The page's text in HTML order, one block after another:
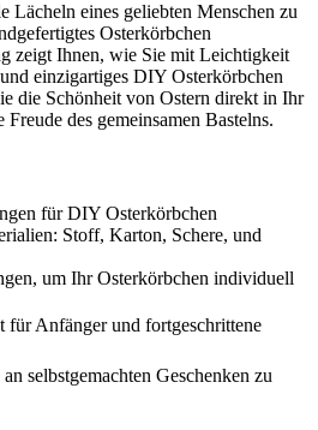
Lächeln eines geliebten Menschen zu
Osterkörbchen
zeigt Ihnen, wie Sie mit Leichtigkeit
einzigartiges DIY Osterkörbchen
die Schönheit von Ostern direkt in Ihr
des gemeinsamen Bastelns.
für DIY Osterkörbchen
Stoff, Karton, Schere, und
um Ihr Osterkörbchen individuell
Anfänger und fortgeschrittene
selbstgemachten Geschenken zu